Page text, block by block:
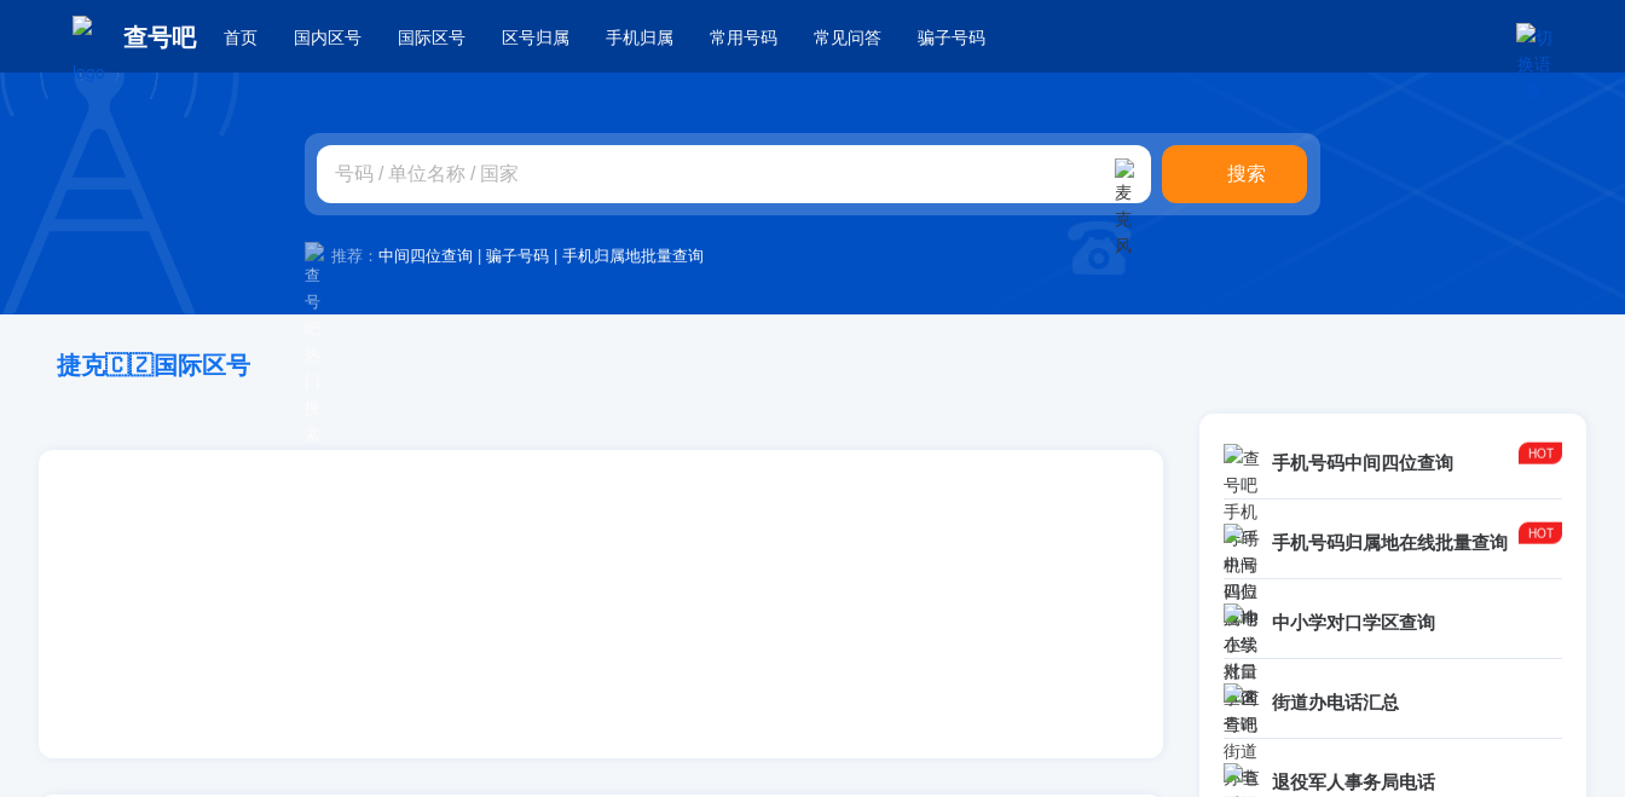
查号吧 首页 国内区号 国际区号 区号归属 手机归属 常用号码 常见问答 骗子号码
推荐： 中间四位查询 | 骗子号码 | 手机归属地批量查询
捷克🇨🇿国际区号
手机号码中间四位查询
手机号码归属地在线批量查询
中小学对口学区查询
街道办电话汇总
退役军人事务局电话